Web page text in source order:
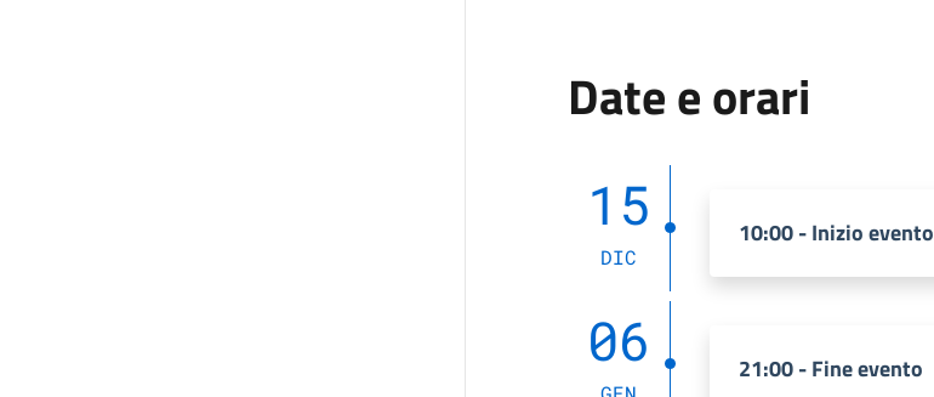
Date e orari
15
DIC
10:00 - Inizio evento
06 21:00 - Fine evento